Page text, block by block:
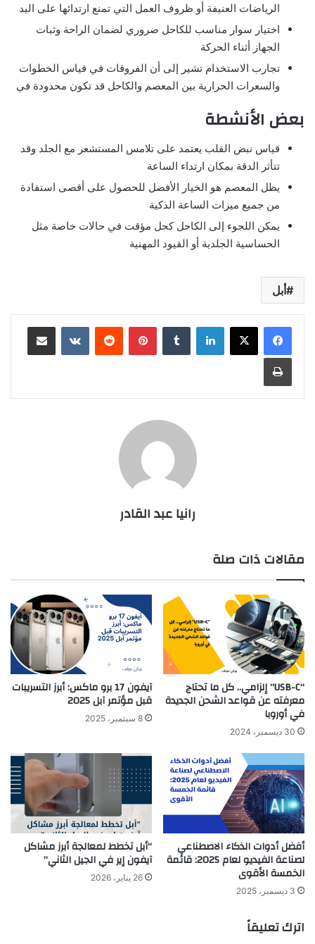
الرياضات العنيفة أو ظروف العمل التي تمنع ارتدائها على اليد
اختيار سوار مناسب للكاحل ضروري لضمان الراحة وثبات
الجهاز أثناء الحركة
تجارب الاستخدام تشير إلى أن الفروقات في قياس الخطوات
والسعرات الحرارية بين المعصم والكاحل قد تكون محدودة في
بعض الأنشطة
قياس نبض القلب يعتمد على تلامس المستشعر مع الجلد وقد
تتأثر الدقة بمكان ارتداء الساعة
يظل المعصم هو الخيار الأفضل للحصول على أقصى استفادة
من جميع ميزات الساعة الذكية
يمكن اللجوء إلى الكاحل كحل مؤقت في حالات خاصة مثل
الحساسية الجلدية أو القيود المهنية
أبل
لينكدإن بينتيريست مشاركة عبر البريد
طباعة
رانيا عبد القادر
مقالات ذات صلة
“USB-C” إلزامي.. كل ما تحتاج
معرفته عن قواعد الشحن الجديدة
في أوروبا
30 ديسمبر، 2024
آيفون 17 برو ماكس: أبرز التسريبات
قبل مؤتمر آبل 2025
8 سبتمبر، 2025
أفضل أدوات الذكاء الاصطناعي
لصناعة الفيديو لعام 2025: قائمة
الخمسة الأقوى
3 ديسمبر، 2025
“أبل تخطط لمعالجة أبرز مشاكل
آيفون إير في الجيل الثاني”
26 يناير، 2026
اترك تعليقاً